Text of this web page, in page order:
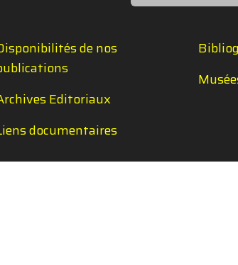
de nos
Editoriaux
documentaires